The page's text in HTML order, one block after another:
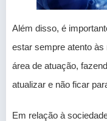
Além disso, é
estar sempre atento
área de atuação,
atualizar e não ficar
Em relação à